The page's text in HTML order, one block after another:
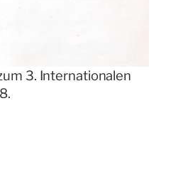
3. Internationalen